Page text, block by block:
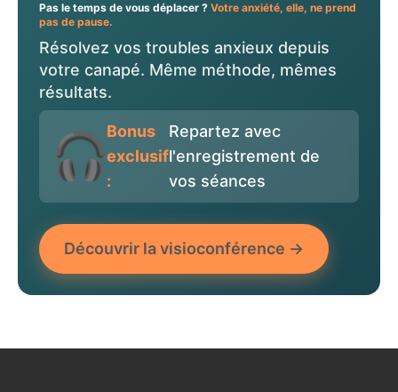
Pas le temps de vous déplacer ? Votre anxiété, elle, ne prend
pas de pause.
Résolvez vos troubles anxieux depuis
votre canapé. Même méthode, mêmes
résultats.
Bonus
exclusif
:
Repartez avec
l'enregistrement de
vos séances
Découvrir la visioconférence →